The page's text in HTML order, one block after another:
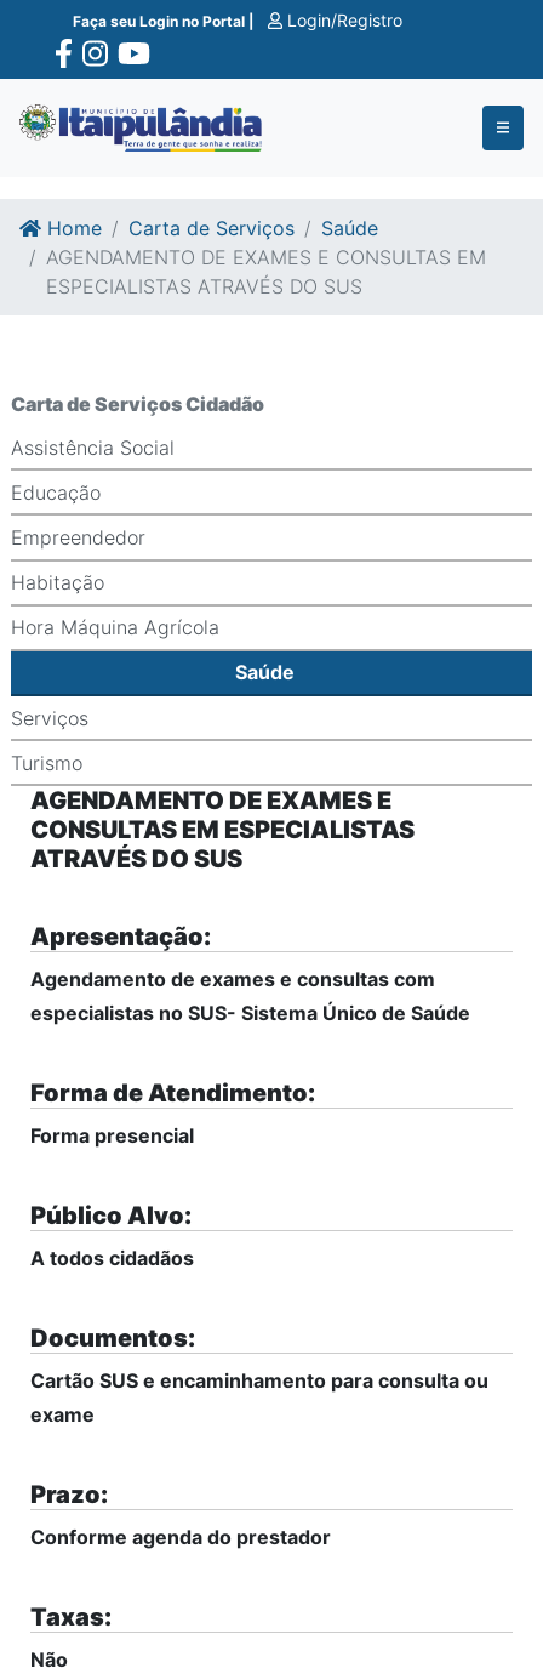
Ir para o conte�do
Ir para o fim do conte�do
Faça seu Login no Portal | Login/Registro
Home Carta de Serviços
Saúde
AGENDAMENTO DE EXAMES E CONSULTAS EM
ESPECIALISTAS ATRAVÉS DO SUS
Carta de Serviços Cidadão
Assistência Social
Educação
Empreendedor
Habitação
Hora Máquina Agrícola
Saúde
Serviços
Turismo
AGENDAMENTO DE EXAMES E
CONSULTAS EM ESPECIALISTAS
ATRAVÉS DO SUS
Apresentação:
Agendamento de exames e consultas com
especialistas no SUS- Sistema Único de Saúde
Forma de Atendimento:
Forma presencial
Público Alvo:
A todos cidadãos
Documentos:
Cartão SUS e encaminhamento para consulta ou
exame
Prazo:
Conforme agenda do prestador
Taxas:
Não